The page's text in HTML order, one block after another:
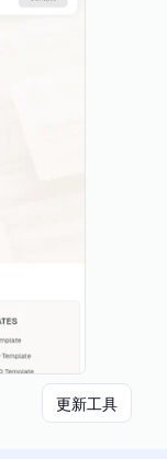
更新工具